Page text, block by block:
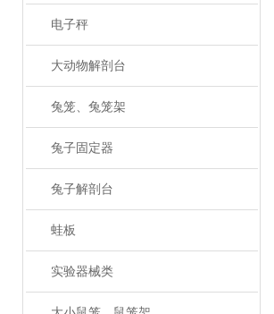
电子秤
大动物解剖台
兔笼、兔笼架
兔子固定器
兔子解剖台
蛙板
实验器械类